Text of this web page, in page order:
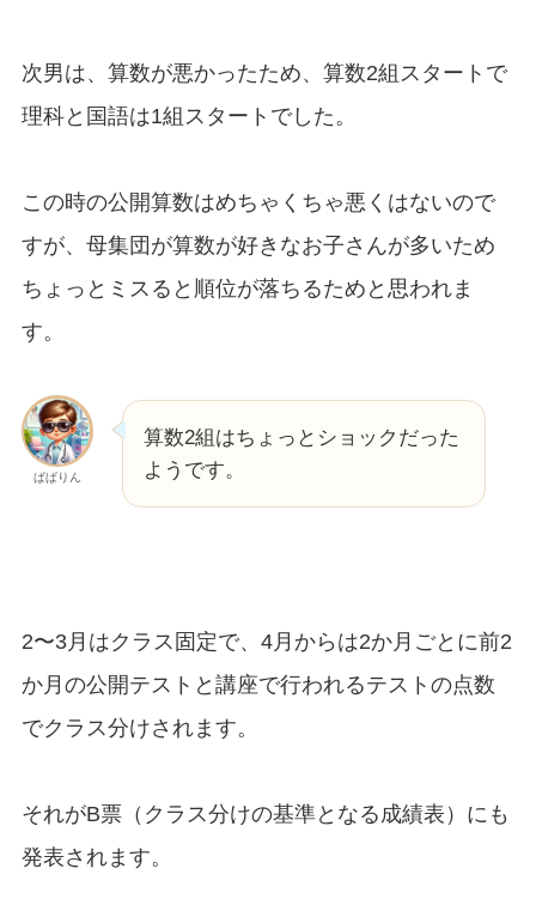
次男は、算数が悪かったため、算数2組スタートで
理科と国語は1組スタートでした。
この時の公開算数はめちゃくちゃ悪くはないので
すが、母集団が算数が好きなお子さんが多いため
ちょっとミスると順位が落ちるためと思われま
す。
ぱぱりん
算数2組はちょっとショックだった
ようです。
2〜3月はクラス固定で、4月からは2か月ごとに前2
か月の公開テストと講座で行われるテストの点数
でクラス分けされます。
それがB票（クラス分けの基準となる成績表）にも
発表されます。